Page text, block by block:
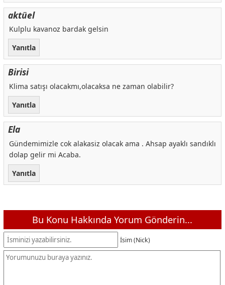
aktüel
Kulplu kavanoz bardak gelsin
Yanıtla
Birisi
Klima satışı olacakmı,olacaksa ne zaman olabilir?
Yanıtla
Ela
Gündemimizle cok alakasiz olacak ama . Ahsap ayaklı sandıklı
dolap gelir mi Acaba.
Yanıtla
Bu Konu Hakkında Yorum Gönderin...
İsim (Nick)